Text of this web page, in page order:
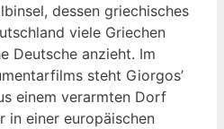
dessen griechisches
viele Griechen
Deutsche anzieht. Im
steht Giorgos’
einem verarmten Dorf
in einer europäischen